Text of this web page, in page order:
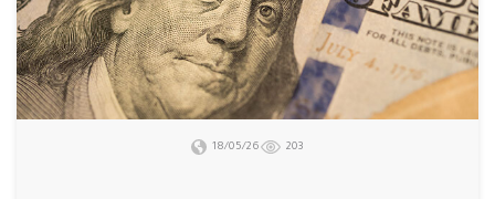
18/05/26 203